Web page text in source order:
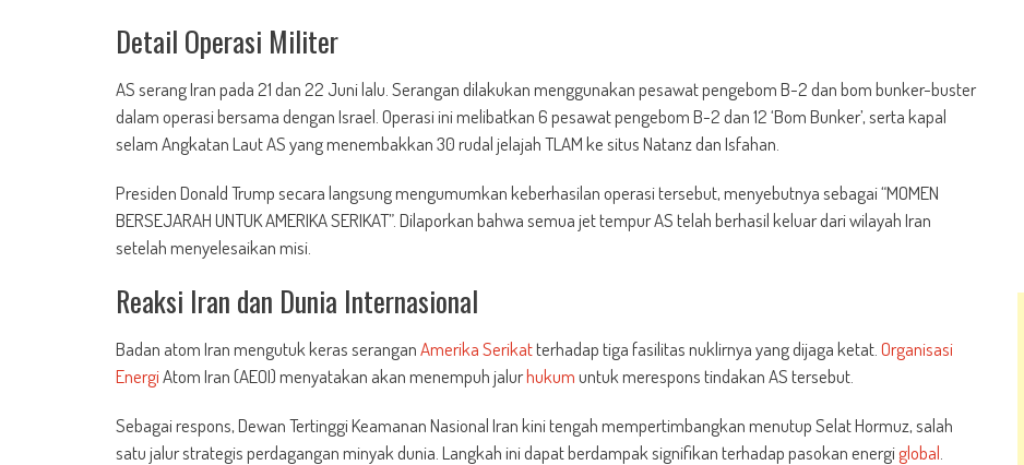
Detail Operasi Militer
AS serang Iran pada 21 dan 22 Juni lalu. Serangan dilakukan menggunakan pesawat pengebom B-2 dan bom bunker-buster
dalam operasi bersama dengan Israel. Operasi ini melibatkan 6 pesawat pengebom B-2 dan 12 ‘Bom Bunker’, serta kapal
selam Angkatan Laut AS yang menembakkan 30 rudal jelajah TLAM ke situs Natanz dan Isfahan.
Presiden Donald Trump secara langsung mengumumkan keberhasilan operasi tersebut, menyebutnya sebagai “MOMEN
BERSEJARAH UNTUK AMERIKA SERIKAT”. Dilaporkan bahwa semua jet tempur AS telah berhasil keluar dari wilayah Iran
setelah menyelesaikan misi.
Reaksi Iran dan Dunia Internasional
Badan atom Iran mengutuk keras seranganAmerika Serikatterhadap tiga fasilitas nuklirnya yang dijaga ketat. Organisasi
EnergiAtom Iran (AEOI) menyatakan akan menempuh jalurhukumuntuk merespons tindakan AS tersebut.
Sebagai respons, Dewan Tertinggi Keamanan Nasional Iran kini tengah mempertimbangkan menutup Selat Hormuz, salah
satu jalur strategis perdagangan minyak dunia. Langkah ini dapat berdampak signifikan terhadap pasokan energiglobal